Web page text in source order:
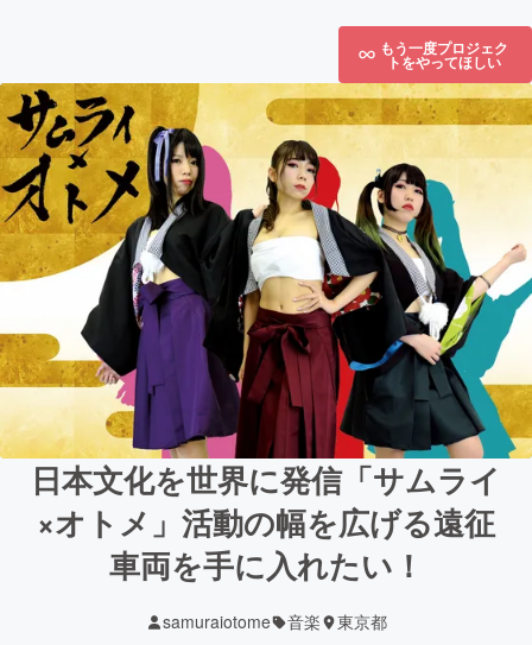
もう一度プロジェク
トをやってほしい
日本文化を世界に発信「サムライ
×オトメ」活動の幅を広げる遠征
車両を手に入れたい！
samuraiotome 音楽 東京都